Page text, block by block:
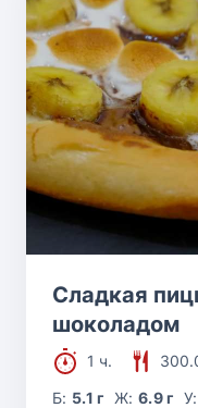
Сладкая
шоколадом
1 ч.
Б: 5.1 г Ж: 6.9 г У: